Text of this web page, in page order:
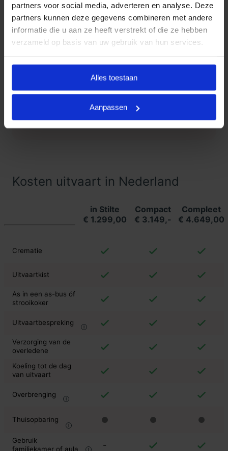
partners voor social media, adverteren en analyse. Deze
partners kunnen deze gegevens combineren met andere
informatie die u aan ze heeft verstrekt of die ze hebben
verzameld op basis van uw gebruik van hun services.
Alles toestaan
Aanpassen
Klanten Vertellen
Goedkope Uitvaart24, onderdeel
met met meer dan 1400
Vertellen
Kosten uitvaart in Nederland
in Stilte
€ 1.299,00
Compact
€ 3.149,-
Compleet
€ 4.649,00
Crematie
Uitvaartkist
As in een as-bus óf
strooikoker
Uitvaartbespreking
Verzorging van de
overledene
Koeling tot de dag
van uitvaart
Overbrenging
Thuisopbaring
Gebruik
familiekamer of aula
-